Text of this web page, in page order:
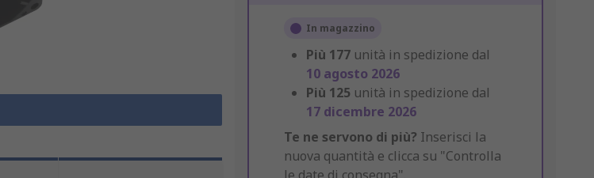
In magazzino
Più 177 unità in spedizione dal
10 agosto 2026
Più 125 unità in spedizione dal
17 dicembre 2026
Te ne servono di più? Inserisci la
nuova quantità e clicca su "Controlla